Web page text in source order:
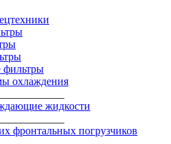
фильтры
охлаждения
жидкости
фронтальных погрузчиков